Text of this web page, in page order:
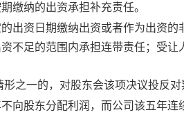
缴纳的出资承担补充责任。
出资日期缴纳出资或者作为出资
不足的范围内承担连带责任；受
形之一的，对股东会该项决议投反
不向股东分配利润，而公司该五年